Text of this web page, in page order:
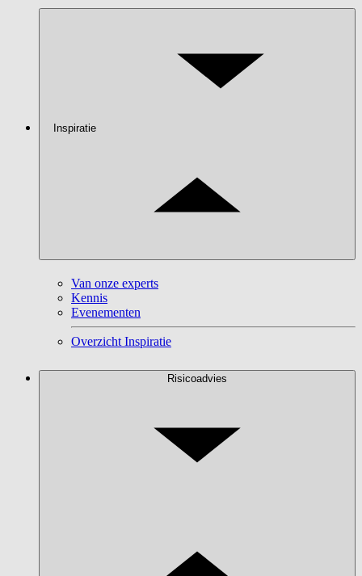
Inspiratie
Van onze experts
Kennis
Evenementen
Overzicht Inspiratie
Risicoadvies